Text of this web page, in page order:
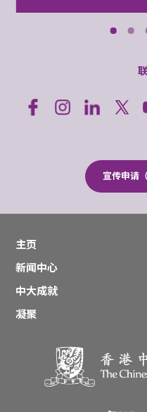
宣传申请
主页
新闻中心
中大成就
凝聚